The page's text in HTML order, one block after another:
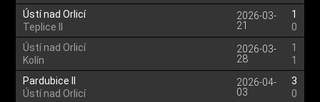
Ústí nad Orlicí
Teplice II
2026-03-
21
1
0
Ústí nad Orlicí
Kolín
2026-03-
28
1
1
Pardubice II
Ústí nad Orlicí
2026-04-
03
3
0